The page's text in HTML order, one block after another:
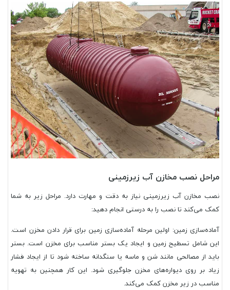
مراحل نصب مخازن آب زیرزمینی
نصب مخازن آب زیرزمینی نیاز به دقت و مهارت دارد. مراحل زیر به شما
کمک می‌کند تا نصب را به درستی انجام دهید:
آماده‌سازی زمین: اولین مرحله آماده‌سازی زمین برای قرار دادن مخزن است.
این شامل تسطیح زمین و ایجاد یک بستر مناسب برای مخزن است. بستر
باید از مصالحی مانند شن و ماسه یا سنگدانه ساخته شود تا از ایجاد فشار
زیاد بر روی دیواره‌های مخزن جلوگیری شود. این کار همچنین به تهویه
مناسب در زیر مخزن کمک می‌کند.